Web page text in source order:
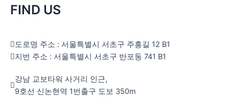
FIND US
도로명 주소 : 서울특별시 서초구 주흥길 12 B1
지번 주소 : 서울특별시 서초구 반포동 741 B1
강남 교보타워 사거리 인근,
9호선 신논현역 1번출구 도보 350m